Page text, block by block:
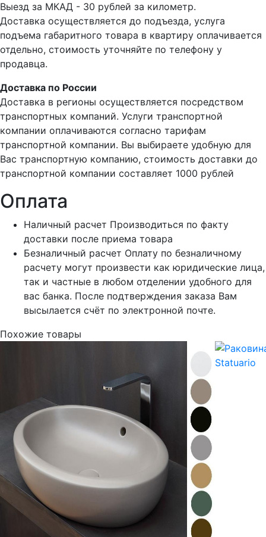
Выезд за МКАД - 30 рублей за километр.
Доставка осуществляется до подъезда, услуга
подъема габаритного товара в квартиру оплачивается
отдельно, стоимость уточняйте по телефону у
продавца.
Доставка по России
Доставка в регионы осуществляется посредством
транспортных компаний. Услуги транспортной
компании оплачиваются согласно тарифам
транспортной компании. Вы выбираете удобную для
Вас транспортную компанию, стоимость доставки до
транспортной компании составляет 1000 рублей
Оплата
Наличный расчет Производиться по факту
доставки после приема товара
Безналичный расчет Оплату по безналичному
расчету могут произвести как юридические лица,
так и частные в любом отделении удобного для
вас банка. После подтверждения заказа Вам
высылается счёт по электронной почте.
Похожие товары